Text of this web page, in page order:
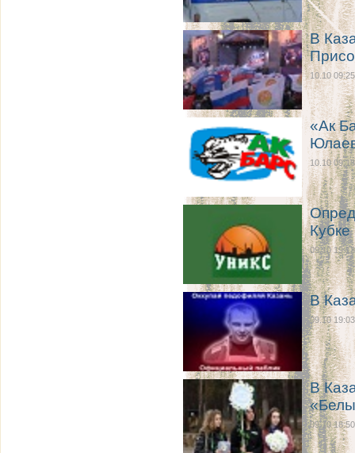
В
10.10 09:25
«Ак
10.10 09:18
09.10 19:13
В
09.10 19:03
В
09.10 18:50